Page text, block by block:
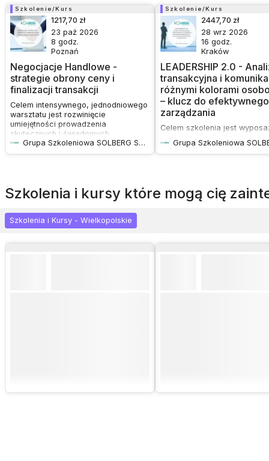
Szkolenie/Kurs
Negocjacje Handlowe -
strategie obrony ceny i
finalizacji transakcji
1217,70 zł
23 paź 2026
8 godz.
Poznań
Celem intensywnego, jednodniowego
warsztatu jest rozwinięcie
umiejętności prowadzenia
skutecznych i świadomych
negocjacji z klientami. Podczas
szkolenia analizowane są
podejmowania decyzji przez
klientów. Uczestnicy uczą się
przygotowywać do kontaktu z
kontrahentem, dobierać adekwatne
strategie, rozpoznawać manipulacje
Grupa Szkoleniowa SOLBERG Sp. z o.o.
Szkolenie/Kurs
LEADERSHIP 2.0 -
transakcyjna i
różnymi kolorami
– klucz do efektywnego
zarządzania
2447,70 zł
28 wrz 2026
16 godz.
Kraków
Celem szkolenia jest
szczebla w praktyczne
analizy transakcyjnej oraz
osobowości (tzw. kolory
osobowości). Dzięki temu
szkolenia i kursy które mogą cię
Szkolenia i Kursy - Wielkopolskie